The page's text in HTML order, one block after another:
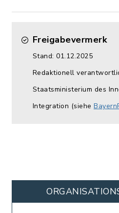
Freigabevermerk
Stand: 01.12.2025
Redaktionell
Staatsministerium des
Integration (siehe